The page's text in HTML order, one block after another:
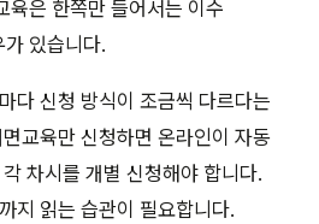
육은 한쪽만 들어서는 이수
있습니다.
다 신청 방식이 조금씩 다르다는
교육만 신청하면 온라인이 자동
차시를 개별 신청해야 합니다.
지 읽는 습관이 필요합니다.